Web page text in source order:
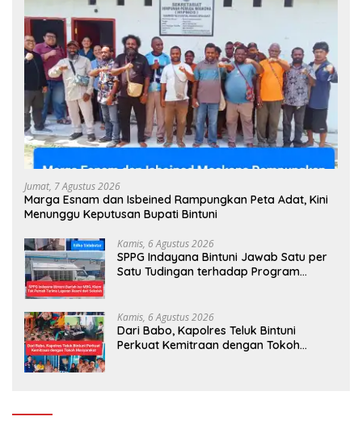
Jumat, 7 Agustus 2026
Marga Esnam dan Isbeined Rampungkan Peta Adat, Kini
Menunggu Keputusan Bupati Bintuni
Kamis, 6 Agustus 2026
SPPG Indayana Bintuni Jawab Satu per
Satu Tudingan terhadap Program
Kamis, 6 Agustus 2026
Dari Babo, Kapolres Teluk Bintuni
Perkuat Kemitraan dengan Tokoh